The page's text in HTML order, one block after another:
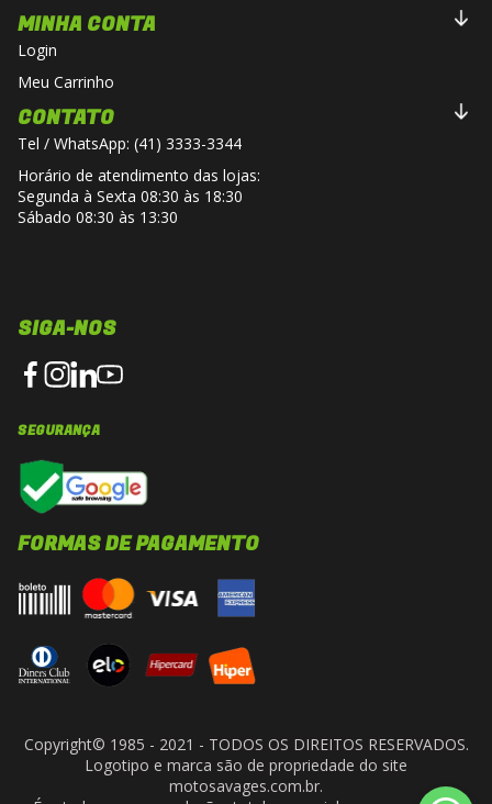
MINHA CONTA
Login
Meu Carrinho
CONTATO
Tel / WhatsApp: (41) 3333-3344
Horário de atendimento das lojas:
Segunda à Sexta 08:30 às 18:30
Sábado 08:30 às 13:30
SIGA-NOS
SEGURANÇA
FORMAS DE PAGAMENTO
Copyright© 1985 - 2021 - TODOS OS DIREITOS RESERVADOS.
Logotipo e marca são de propriedade do site
motosavages.com.br.